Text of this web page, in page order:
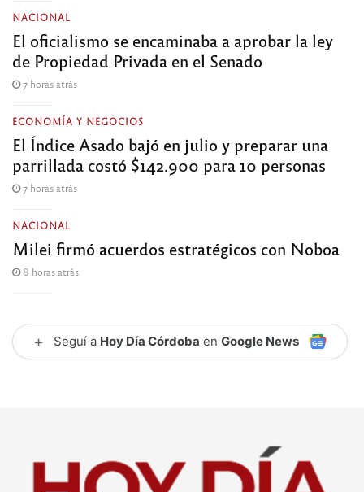
NACIONAL
El oficialismo se encaminaba a aprobar la ley
de Propiedad Privada en el Senado
7 horas atrás
ECONOMÍA Y NEGOCIOS
El Índice Asado bajó en julio y preparar una
parrillada costó $142.900 para 10 personas
7 horas atrás
NACIONAL
Milei firmó acuerdos estratégicos con Noboa
8 horas atrás
+ Seguí a Hoy Día Córdoba en Google News